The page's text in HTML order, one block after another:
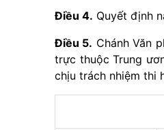
Điều 4. Quyết định
Điều 5. Chánh Văn
trực thuộc Trung
chịu trách nhiệm thi